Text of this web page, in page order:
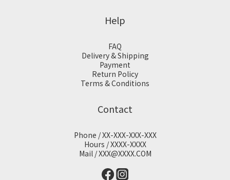
Help
FAQ
Delivery & Shipping
Payment
Return Policy
Terms & Conditions
Contact
Phone / XX-XXX-XXX-XXX
Hours / XXXX-XXXX
Mail / XXX@XXXX.COM